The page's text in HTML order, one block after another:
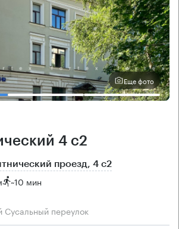
Еще фото
4 с2
проезд, 4 с2
~10 мин
переулок